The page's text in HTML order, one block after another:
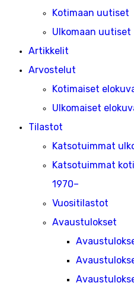
Kotimaan uutiset
Ulkomaan uutiset
Artikkelit
Arvostelut
Kotimaiset
Ulkomaiset
Tilastot
Katsotuimmat
Katsotuimmat
1970–
Vuositilastot
Avaustulokset